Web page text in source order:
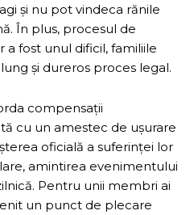
și nu pot vindeca rănile
În plus, procesul de
fost unul dificil, familiile
și dureros proces legal.
compensații
cu un amestec de ușurare
oficială a suferinței lor
amintirea evenimentului
Pentru unii membri ai
un punct de plecare